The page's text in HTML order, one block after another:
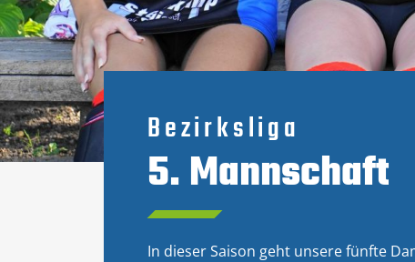
Bezirksliga
5. Mannschaft
In dieser Saison geht unsere fünfte